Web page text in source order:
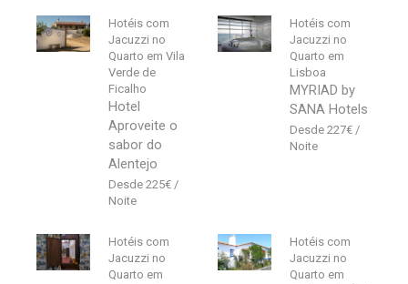
Hotéis com
Jacuzzi no
Quarto em Vila
Verde de
Ficalho
Hotel
Aproveite o
sabor do
Alentejo
225€
Hotéis com
Jacuzzi no
Quarto em
Lisboa
MYRIAD by
SANA Hotels
227€
Hotéis com
Jacuzzi no
Quarto em
Hotéis com
Jacuzzi no
Quarto em